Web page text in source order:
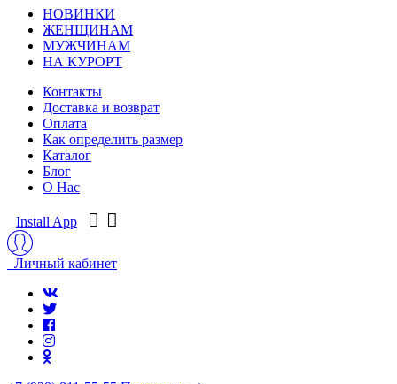
НОВИНКИ
ЖЕНЩИНАМ
МУЖЧИНАМ
НА КУРОРТ
Контакты
Доставка и возврат
Оплата
Как определить размер
Каталог
Блог
О Нас
Install App
Личный кабинет